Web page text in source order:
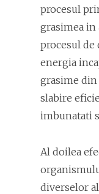
procesul
grasimea in
procesul de
energia
grasime
slabire
imbunatati
Al doilea
diverselor